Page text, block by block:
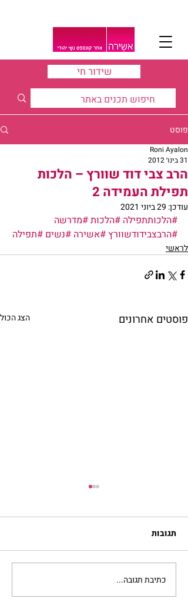
שידור חי
פוסט
הרב צבי דוד שוורץ – הלכות
תפילת העמידה 2
Roni Ayalon
31 בינו׳ 2012
עודכן: 29 ביוני 2021
#הלכותתפילה #הלכות#מדרשה
#הרבצבידודשוורץ#אשירה #נשים #תפילה
לראשי
פוסטים אחרונים הצג הכול
סלט מצליבים | ג’סיקה
הלפרין
תגובות
כתיבת תגובה...